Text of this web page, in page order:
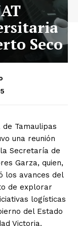
Seco
Tamaulipas
una reunión
Secretaría de
Garza, quien,
los avances del
de explorar
logísticas
del Estado
Victoria.